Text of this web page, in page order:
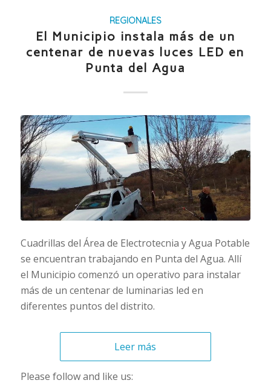
REGIONALES
El Municipio instala más de un
centenar de nuevas luces LED en
Punta del Agua
Cuadrillas del Área de Electrotecnia y Agua Potable
se encuentran trabajando en Punta del Agua. Allí
el Municipio comenzó un operativo para instalar
más de un centenar de luminarias led en
diferentes puntos del distrito.
Leer más
Please follow and like us: